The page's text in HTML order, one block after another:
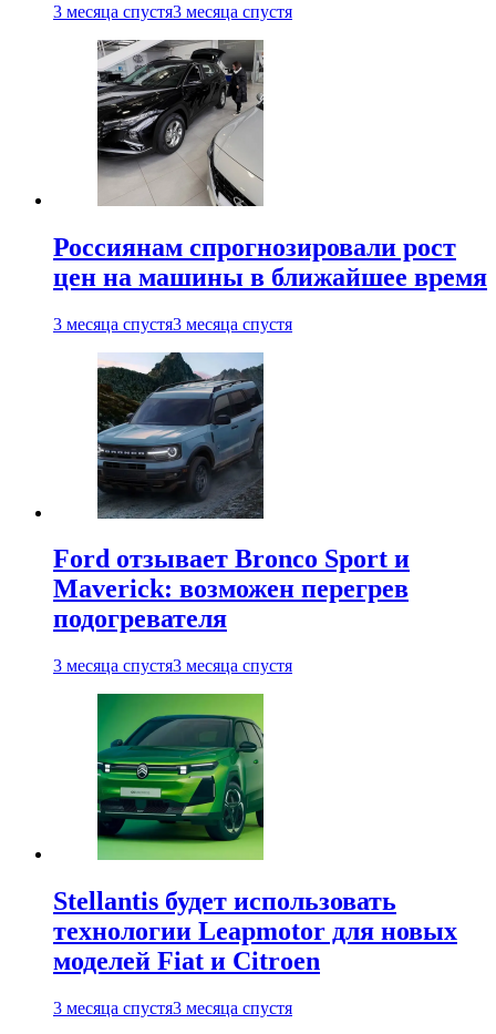
3 месяца спустя3 месяца спустя
Россиянам спрогнозировали рост
цен на машины в ближайшее время
3 месяца спустя3 месяца спустя
Ford отзывает Bronco Sport и
Maverick: возможен перегрев
подогревателя
3 месяца спустя3 месяца спустя
Stellantis будет использовать
технологии Leapmotor для новых
моделей Fiat и Citroen
3 месяца спустя3 месяца спустя